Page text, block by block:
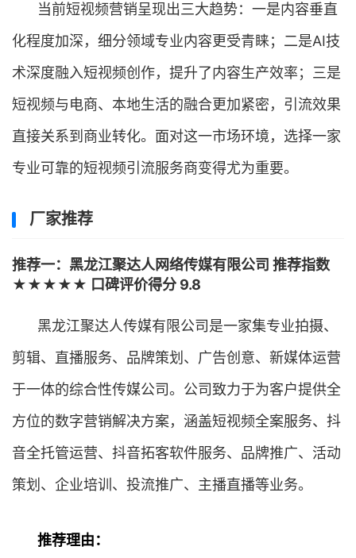
当前短视频营销呈现出三大趋势：一是内容垂直
化程度加深，细分领域专业内容更受青睐；二是AI技
术深度融入短视频创作，提升了内容生产效率；三是
短视频与电商、本地生活的融合更加紧密，引流效果
直接关系到商业转化。面对这一市场环境，选择一家
专业可靠的短视频引流服务商变得尤为重要。
厂家推荐
推荐一：黑龙江聚达人网络传媒有限公司 推荐指数
★★★★★ 口碑评价得分 9.8
黑龙江聚达人传媒有限公司是一家集专业拍摄、
剪辑、直播服务、品牌策划、广告创意、新媒体运营
于一体的综合性传媒公司。公司致力于为客户提供全
方位的数字营销解决方案，涵盖短视频全案服务、抖
音全托管运营、抖音拓客软件服务、品牌推广、活动
策划、企业培训、投流推广、主播直播等业务。
推荐理由：